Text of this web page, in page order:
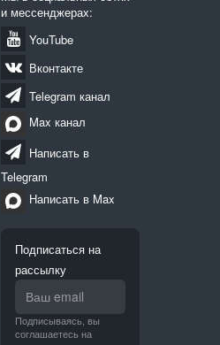
и мессенджерах:
YouTube
Вконтакте
Telegram канал
Max канал
Написать в
Telegram
Написать в Max
Подписаться на
рассылку
Подписываясь, вы
соглашаетесь на